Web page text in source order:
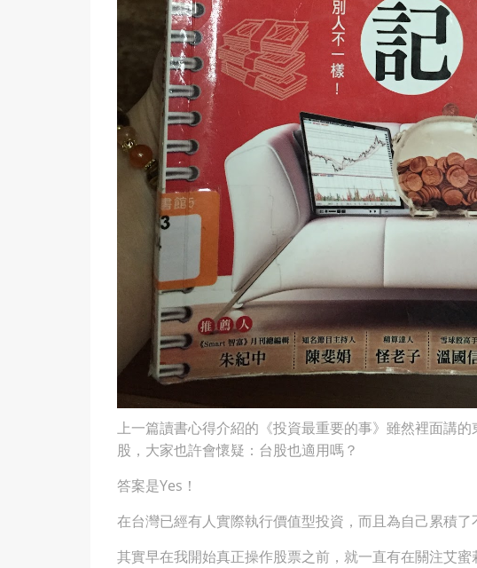
上一篇讀書心得介紹的《投資最重要的事》雖然裡面講
股，大家也許會懷疑：台股也適用嗎？
答案是Yes！
在台灣已經有人實際執行價值型投資，而且為自己累積了
其實早在我開始真正操作股票之前，就一直有在關注艾